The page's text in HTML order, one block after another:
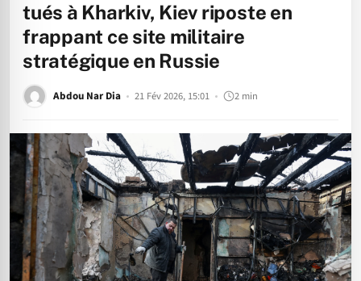
tués à Kharkiv, Kiev riposte en
frappant ce site militaire
stratégique en Russie
Abdou Nar Dia 21 Fév 2026, 15:01 2 min